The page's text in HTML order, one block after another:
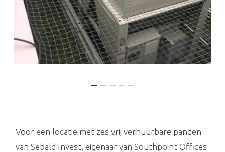
Voor een locatie met zes vrij verhuurbare panden
van Sebald Invest, eigenaar van Southpoint Offices